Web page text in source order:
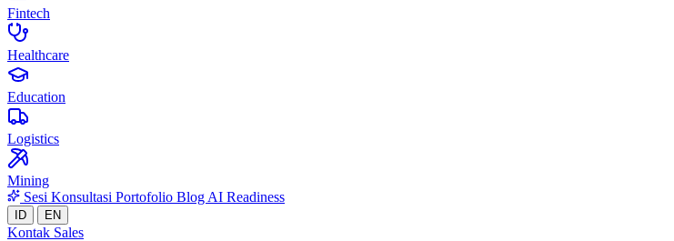
Fintech
Healthcare
Education
Logistics
Mining
Sesi Konsultasi Portofolio Blog AI Readiness
ID EN
Kontak Sales